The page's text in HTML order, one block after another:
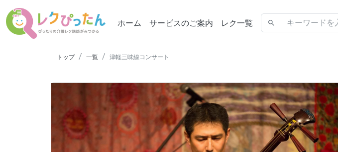
ホーム サービスのご案内 レク一覧 search
トップ 一覧 津軽三味線コンサート